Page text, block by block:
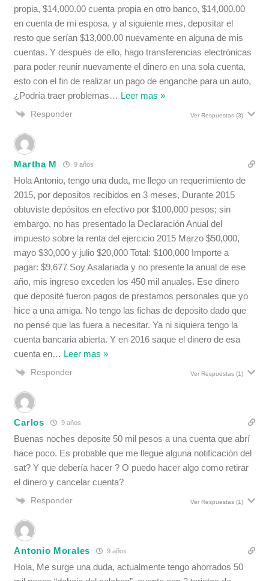
propia, $14,000.00 cuenta propia en otro banco, $14,000.00
en cuenta de mi esposa, y al siguiente mes, depositar el
resto que serían $13,000.00 nuevamente en alguna de mis
cuentas. Y después de ello, hago transferencias electrónicas
para poder reunir nuevamente el dinero en una sola cuenta,
esto con el fin de realizar un pago de enganche para un auto,
¿Podría traer problemas… Leer mas »
Responder Ver Respuestas(3)
Martha M 9 años
Hola Antonio, tengo una duda, me llego un requerimiento de
2015, por depositos recibidos en 3 meses, Durante 2015
obtuviste depósitos en efectivo por $100,000 pesos; sin
embargo, no has presentado la Declaración Anual del
impuesto sobre la renta del ejercicio 2015 Marzo $50,000,
mayo $30,000 y julio $20,000 Total: $100,000 Importe a
pagar: $9,677 Soy Asalariada y no presente la anual de ese
año, mis ingreso exceden los 450 mil anuales. Ese dinero
que deposité fueron pagos de prestamos personales que yo
hice a una amiga. No tengo las fichas de deposito dado que
no pensé que las fuera a necesitar. Ya ni siquiera tengo la
cuenta bancaria abierta. Y en 2016 saque el dinero de esa
cuenta en… Leer mas »
Responder Ver Respuestas(1)
Carlos 9 años
Buenas noches deposite 50 mil pesos a una cuenta que abrí
hace poco. Es probable que me llegue alguna notificación del
sat? Y que debería hacer ? O puedo hacer algo como retirar
el dinero y cancelar cuenta?
Responder Ver Respuestas(1)
Antonio Morales 9 años
Hola, Me surge una duda, actualmente tengo ahorrados 50